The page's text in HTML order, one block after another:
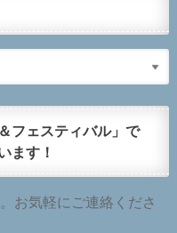
フェスティバル」で
ます！
お気軽にご連絡くださ